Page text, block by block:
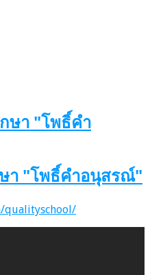
า "โพธิ์คำอนุสรณ์"